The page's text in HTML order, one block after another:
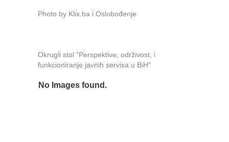
Photo by Klix.ba i Oslobođenje
Okrugli stol ”Perspektive, održivost, i
funkcioniranje javnih servisa u BiH”
No Images found.